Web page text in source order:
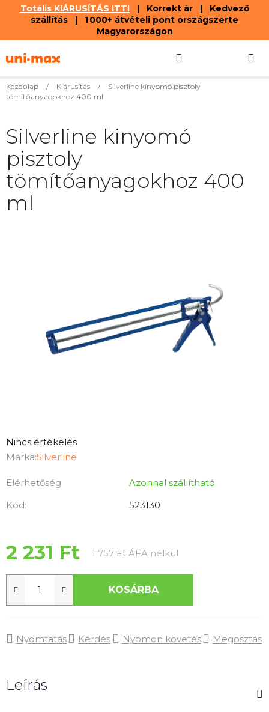
Totális KIÁRUSÍTÁS ITT!| Korrekt ár | Kedvező
szállítás | 1 000+ átvételi pont országszerte
Magyarországon
tartalomhoz
KOSÁR
Kezdőlap / Kiárusítás /
Silverline kinyomó pisztoly
tömítőanyagokhoz 400 ml
A
termék
értékelése
5-
csillag.
Nincs értékelés
Márka:Silverline
Elérhetőség
Azonnal szállítható
Kód:
523130
2 231 Ft 1 757 Ft ÁFA nélkül
KOSÁRBA
Nyomtatás Kérdés Nyomon követés Megosztás
Silverline kinyomó
pisztoly
tömítőanyagokhoz 400
ml
Leírás